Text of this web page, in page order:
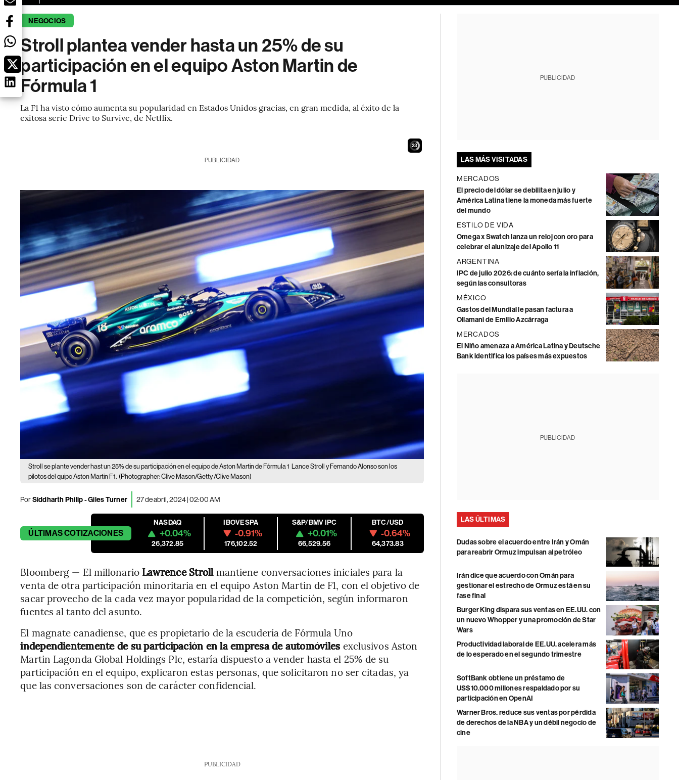
NEGOCIOS
Stroll plantea vender hasta un 25% de su
participación en el equipo Aston Martin de
Fórmula 1
La F1 ha visto cómo aumenta su popularidad en Estados Unidos gracias, en gran medida, al éxito de la
exitosa serie Drive to Survive, de Netflix.
21
PUBLICIDAD
Stroll se plante vender hast un 25% de su participación en el equipo de Aston Martin de Fórmula 1 Lance Stroll y Fernando Alonso son los
pilotos del quipo Aston Martin F1. (Photographer: Clive Mason/Getty /Clive Mason)
PorSiddharth Philip - Giles Turner 27 de abril, 2024 | 02:00 AM
ÚLTIMASCOTIZACIONES
NASDAQ
+0.04%
26,372.85
IBOVESPA
-0.91%
176,102.52
S&P/BMV IPC
+0.01%
66,529.56
BTC/USD
-0.64%
64,373.83
Bloomberg — El millonario Lawrence Strollmantiene conversaciones iniciales para la
venta de otra participación minoritaria en el equipo Aston Martin de F1, con el objetivo de
sacar provecho de la cada vez mayor popularidad de la competición, según informaron
fuentes al tanto del asunto.
El magnate canadiense, que es propietario de la escudería de Fórmula Uno
independientemente de su participación en la empresa de automóviles exclusivos Aston
Martin Lagonda Global Holdings Plc, estaría dispuesto a vender hasta el 25% de su
participación en el equipo, explicaron estas personas, que solicitaron no ser citadas, ya
que las conversaciones son de carácter confidencial.
PUBLICIDAD
PUBLICIDAD
LAS MÁS VISITADAS
MERCADOS
El precio del dólar se debilita en julio y
América Latina tiene la moneda más fuerte
del mundo
ESTILO DE VIDA
Omega x Swatch lanza un reloj con oro para
celebrar el alunizaje del Apollo 11
ARGENTINA
IPC de julio 2026: de cuánto sería la inflación,
según las consultoras
MÉXICO
Gastos del Mundial le pasan factura a
Ollamani de Emilio Azcárraga
MERCADOS
El Niño amenaza a América Latina y Deutsche
Bank identifica los países más expuestos
PUBLICIDAD
LAS ÚLTIMAS
Dudas sobre el acuerdo entre Irán y Omán
para reabrir Ormuz impulsan al petróleo
Irán dice que acuerdo con Omán para
gestionar el estrecho de Ormuz está en su
fase final
Burger King dispara sus ventas en EE.UU. con
un nuevo Whopper y una promoción de Star
Wars
Productividad laboral de EE.UU. acelera más
de lo esperado en el segundo trimestre
SoftBank obtiene un préstamo de
US$10.000 millones respaldado por su
participación en OpenAI
Warner Bros. reduce sus ventas por pérdida
de derechos de la NBA y un débil negocio de
cine